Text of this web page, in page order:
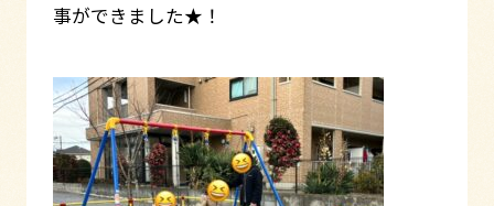
事ができました★！